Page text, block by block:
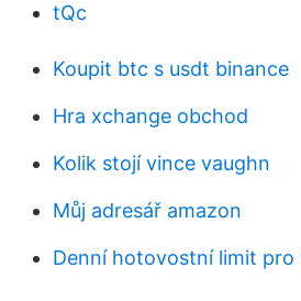
tQc
Koupit btc s usdt binance
Hra xchange obchod
Kolik stojí vince vaughn
Můj adresář amazon
Denní hotovostní limit pro